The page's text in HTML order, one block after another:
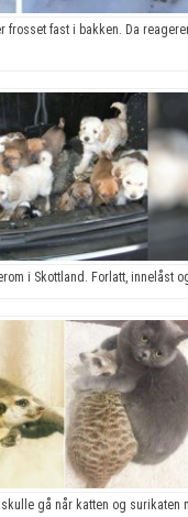
frosset fast i bakken. Da
i Skottland. Forlatt, innelåst
gå når katten og surikaten